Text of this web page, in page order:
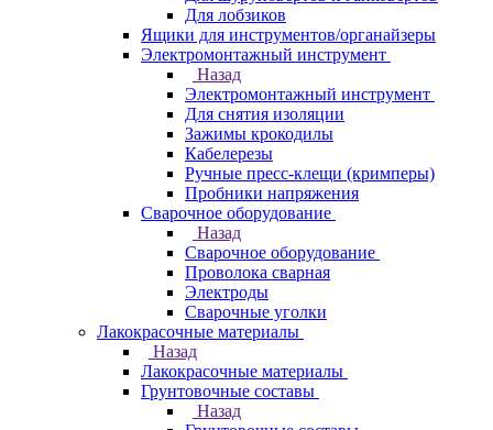
Для лобзиков
Ящики для инструментов/органайзеры
Электромонтажный инструмент
Назад
Электромонтажный инструмент
Для снятия изоляции
Зажимы крокодилы
Кабелерезы
Ручные пресс-клещи (кримперы)
Пробники напряжения
Сварочное оборудование
Назад
Сварочное оборудование
Проволока сварная
Электроды
Сварочные уголки
Лакокрасочные материалы
Назад
Лакокрасочные материалы
Грунтовочные составы
Назад